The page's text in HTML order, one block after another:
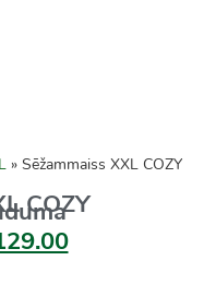
» Sēžammaiss XXL COZY
COZY